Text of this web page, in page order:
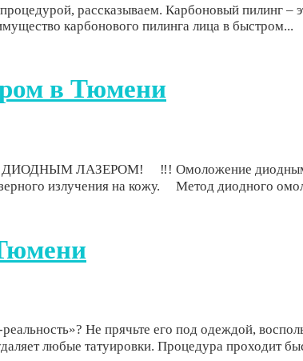
рассказываем. Карбоновый пилинг –
карбонового пилинга лица в быстром...
в Тюмени
ЛАЗЕРОМ! ⠀ ‼! Омоложение диодным
излучения на кожу. ⠀ Метод диодного
Не прячьте его под одеждой,
любые татуировки. Процедура проходит